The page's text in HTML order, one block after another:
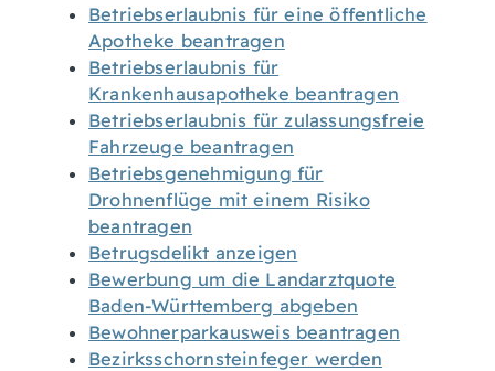
Betriebserlaubnis für eine öffentliche
Apotheke beantragen
Betriebserlaubnis für
Krankenhausapotheke beantragen
Betriebserlaubnis für zulassungsfreie
Fahrzeuge beantragen
Betriebsgenehmigung für
Drohnenflüge mit einem Risiko
beantragen
Betrugsdelikt anzeigen
Bewerbung um die Landarztquote
Baden-Württemberg abgeben
Bewohnerparkausweis beantragen
Bezirksschornsteinfeger werden